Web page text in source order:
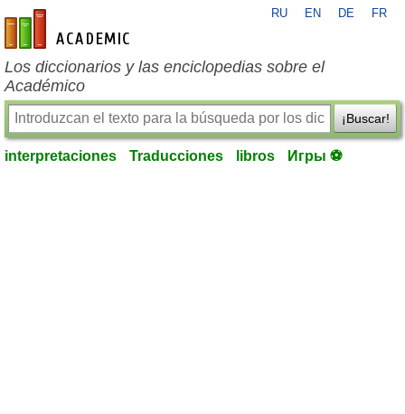
es-academic.com
RU EN DE FR
Los diccionarios y las enciclopedias sobre el
Académico
¡Buscar!
interpretaciones Traducciones libros Игры ⚽